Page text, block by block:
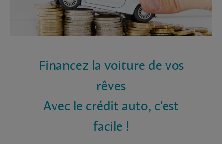
Financez la voiture de vos
rêves
Avec le crédit auto, c'est
facile !